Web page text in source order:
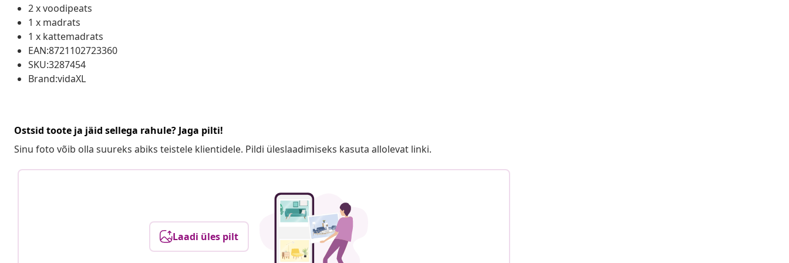
2 x voodipeats
1 x madrats
1 x kattemadrats
EAN:8721102723360
SKU:3287454
Brand:vidaXL
Ostsid toote ja jäid sellega rahule? Jaga pilti!
Sinu foto võib olla suureks abiks teistele klientidele. Pildi üleslaadimiseks kasuta allolevat linki.
Laadi üles pilt